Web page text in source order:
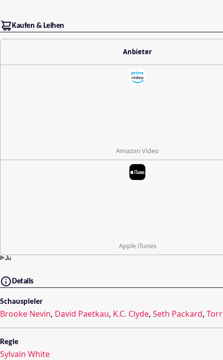
Kaufen & Leihen
Anbieter
Amazon Video
Apple iTunes
Details
Schauspieler
Brooke Nevin, David Paetkau, K.C. Clyde, Seth Packard,
Regie
Sylvain White